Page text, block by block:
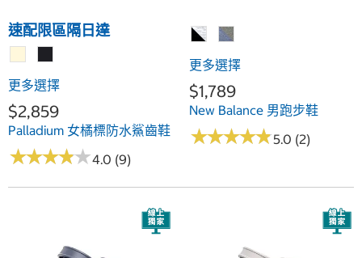
速配限區隔日達
更多選擇
$2,859
Palladium 女橘標防水鯊齒鞋
★★★★★
★★★★★4.0 (9)
更多選擇
$1,789
New Balance 男跑步鞋
★★★★★
★★★★★5.0 (2)